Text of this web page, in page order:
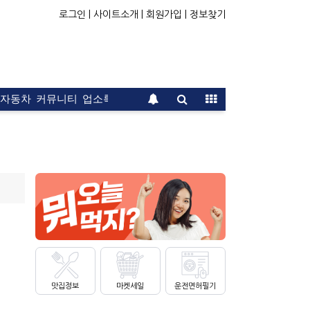
로그인 | 사이트소개 | 회원가입 | 정보찾기
자동차 커뮤니티 업소록 운전면허 문의 광고
맛집정보 마켓세일 운전면허필기